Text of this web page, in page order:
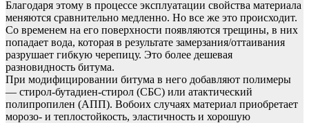
Благодаря этому в процессе эксплуатации свойства материала
меняются сравнительно медленно. Но все же это происходит.
Со временем на его поверхности появляются трещины, в них
попадает вода, которая в результате замерзания/оттаивания
разрушает гибкую черепицу. Это более дешевая
разновидность битума.
При модифицировании битума в него добавляют полимеры
— стирол-бутадиен-стирол (СБС) или атактический
полипропилен (АПП). Вобоих случаях материал приобретает
морозо- и теплостойкость, эластичность и хорошую